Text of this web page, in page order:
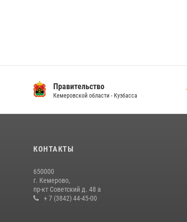
Правительство
Кемеровской области - Кузбасса
КОНТАКТЫ
650000
г. Кемерово,
пр-кт Советский д. 48 а
+ 7 (3842) 44-45-00